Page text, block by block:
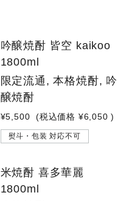
吟醸焼酎 皆空 kaikoo
1800ml
限定流通, 本格焼酎, 吟
醸焼酎
¥5,500 (税込価格 ¥6,050 )
熨斗・包装 対応不可
米焼酎 喜多華麗
1800ml